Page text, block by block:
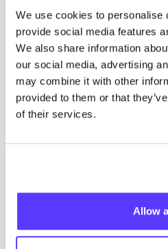
We use cookies to personalise
provide social media features
We also share information
our social media, advertising
may combine it with other
provided to them or that
of their services.
Allow
31 december 2025
COSH!2025Press
Nieuws / Pers
22 december 2025